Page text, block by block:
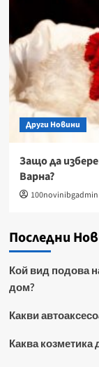
Други Новини
Защо да
Варна?
100novinibgadmin
Последни
Кой вид подова
дом?
Какви
Каква козметика